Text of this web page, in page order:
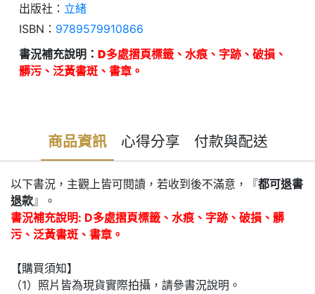
出版社： 立緒
ISBN： 9789579910866
書況補充說明： D多處摺頁標籤、水痕、字跡、破損、
髒污、泛黃書斑、書章。
商品資訊 心得分享 付款與配送
以下書況，主觀上皆可閱讀，若收到後不滿意，『都可退書
退款』。
書況補充說明: D多處摺頁標籤、水痕、字跡、破損、髒
污、泛黃書斑、書章。
【購買須知】
（1）照片皆為現貨實際拍攝，請參書況說明。